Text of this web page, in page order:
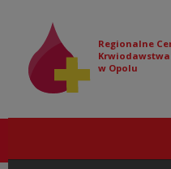
Regionalne
w Opolu